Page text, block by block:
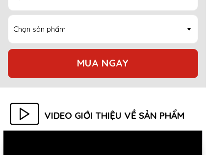
MUA NGAY
VIDEO GIỚI THIỆU VỀ SẢN PHẨM